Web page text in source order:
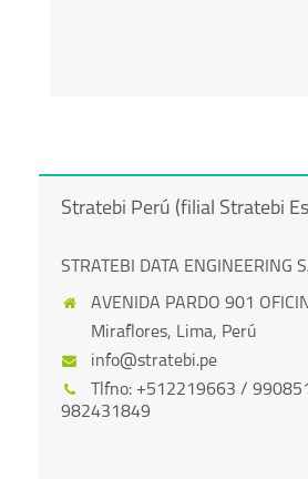
Stratebi Perú (filial Stratebi
STRATEBI DATA ENGINEERING
AVENIDA PARDO 901
Miraflores, Lima, Perú
info@stratebi.pe
Tlfno: +512219663 /
982431849